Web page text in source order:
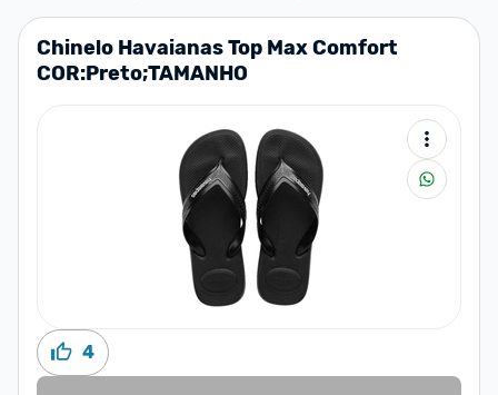
Chinelo Havaianas Top Max Comfort
COR:Preto;TAMANHO
4